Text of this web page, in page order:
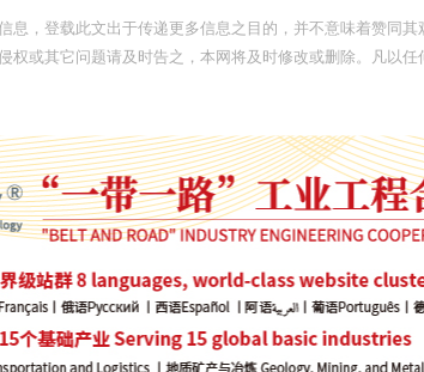
息，登载此文出于传递更多信息之目的，并不意味着赞同
权或其它问题请及时告之，本网将及时修改或删除。凡以